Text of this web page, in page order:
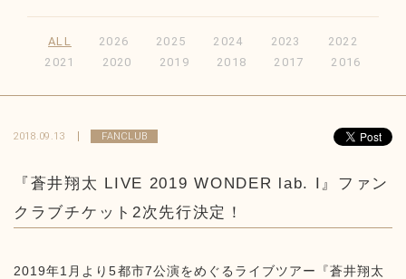
ALL 2026 2025 2024 2023
2022
2021
2020 2019 2018 2017 2016
2018.09.13 FANCLUB
『蒼井翔太 LIVE 2019 WONDER lab. I』ファン
クラブチケット2次先行決定！
2019年1月より5都市7公演をめぐるライブツアー『蒼井翔太